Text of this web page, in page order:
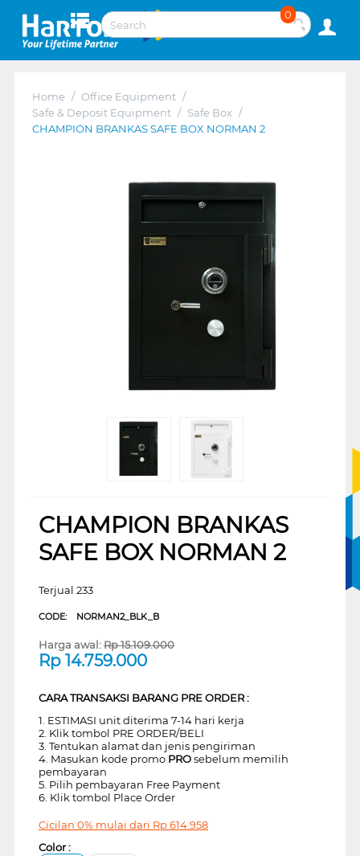
0
Home / Office Equipment /
Safe & Deposit Equipment / Safe Box /
CHAMPION BRANKAS SAFE BOX NORMAN 2
CHAMPION BRANKAS
SAFE BOX NORMAN 2
Terjual 233
CODE: NORMAN2_BLK_B
Harga awal:Rp15.109.000
Rp 14.759.000
CARA TRANSAKSI BARANG PRE ORDER :
1. ESTIMASI unit diterima 7-14 hari kerja
2. Klik tombol PRE ORDER/BELI
3. Tentukan alamat dan jenis pengiriman
4. Masukan kode promo PROsebelum memilih
pembayaran
5. Pilih pembayaran Free Payment
6. Klik tombol Place Order
Cicilan 0% mulai dari Rp614.958
Color :